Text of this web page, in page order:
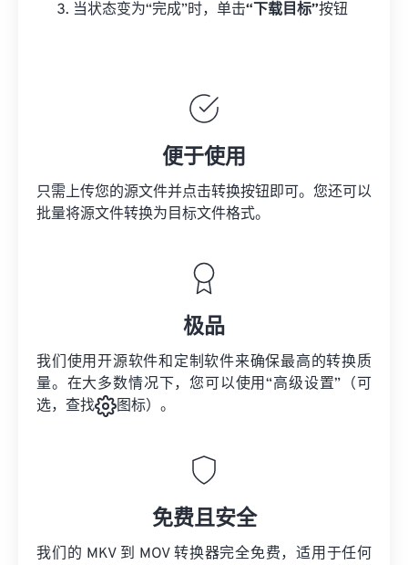
当状态变为“完成”时，单击“下载目标”按钮
便于使用
只需上传您的源文件并点击转换按钮即可。您还可以
批量将源文件转换为目标文件格式。
极品
我们使用开源软件和定制软件来确保最高的转换质
量。在大多数情况下，您可以使用“高级设置”（可
选，查找
图标）。
免费且安全
我们的 MKV 到 MOV 转换器完全免费，适用于任何